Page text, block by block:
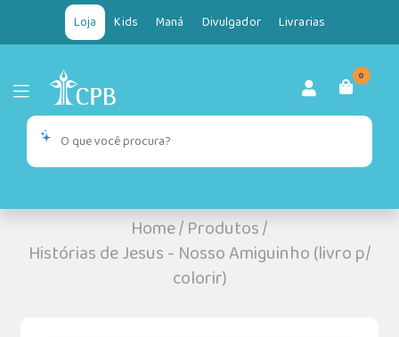
Loja Kids Maná Divulgador Livrarias
0
Home/Produtos/
Histórias de Jesus - Nosso Amiguinho (livro p/
colorir)